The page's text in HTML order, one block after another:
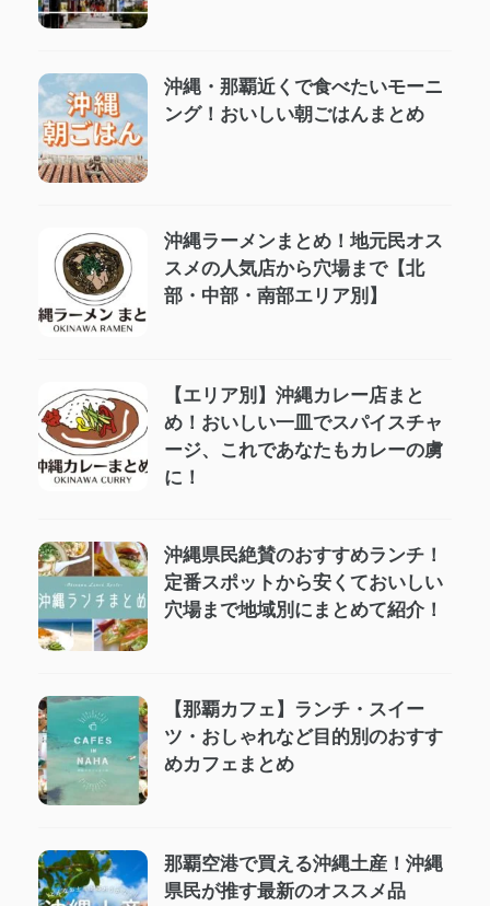
沖縄・那覇近くで食べたいモーニ
ング！おいしい朝ごはんまとめ
沖縄ラーメンまとめ！地元民オス
スメの人気店から穴場まで【北
部・中部・南部エリア別】
【エリア別】沖縄カレー店まと
め！おいしい一皿でスパイスチャ
ージ、これであなたもカレーの虜
に！
沖縄県民絶賛のおすすめランチ！
定番スポットから安くておいしい
穴場まで地域別にまとめて紹介！
【那覇カフェ】ランチ・スイー
ツ・おしゃれなど目的別のおすす
めカフェまとめ
那覇空港で買える沖縄土産！沖縄
県民が推す最新のオススメ品